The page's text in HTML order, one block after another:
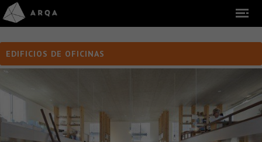
EDIFICIOS DE OFICINAS